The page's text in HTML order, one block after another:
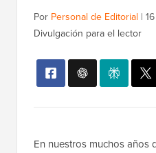
Por Personal de Editorial |
Divulgación para el lector
En nuestros muchos años